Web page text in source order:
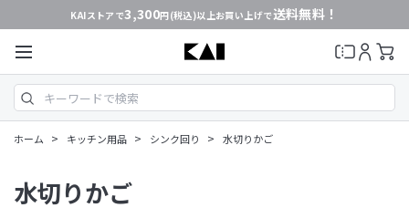
KAIストアで3,300円(税込)以上お買い上げで送料無料！
ホーム > キッチン用品 > シンク回り > 水切りかご
水切りかご